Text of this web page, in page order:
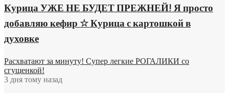
Курица УЖЕ НЕ БУДЕТ ПРЕЖНЕЙ! Я просто
добавляю кефир ☆ Курица с картошкой в
духовке
Расхватают за минуту! Супер легкие РОГАЛИКИ со
сгущенкой!
3 дня тому назад